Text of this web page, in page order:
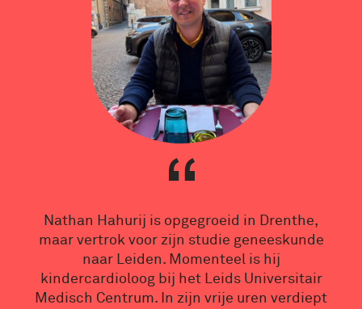
Nathan Hahurij is opgegroeid in Drenthe,
maar vertrok voor zijn studie geneeskunde
naar Leiden. Momenteel is hij
kindercardioloog bij het Leids Universitair
Medisch Centrum. In zijn vrije uren verdiept